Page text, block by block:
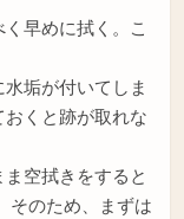
早めに拭く。こ
垢が付いてしま
くと跡が取れな
空拭きをすると
そのため、まずは